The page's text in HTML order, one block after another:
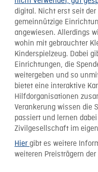
digital. Nicht erst seit
gemeinnützige
angewiesen. Allerdings
wohin mit gebrauchter
Kinderspielzeug. Dabei
Einrichtungen, die
weitergeben und so
bietet eine interaktive
Hilfdorganisationen
Verankerung wissen die
passiert und lernen
Zivilgesellschaft im
Hier gibt es weitere
weiteren Preisträgern